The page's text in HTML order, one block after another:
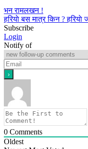
भन रामलखन !
हरियाे बस मात्र किन ? हरियाे
Subscribe
Login
Notify of
0 Comments
Oldest